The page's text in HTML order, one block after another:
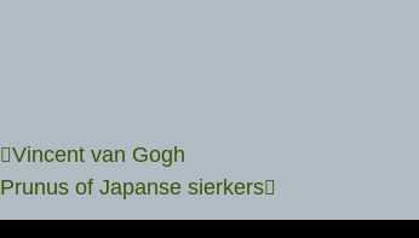
Vincent van Gogh
Prunus of Japanse sierkers